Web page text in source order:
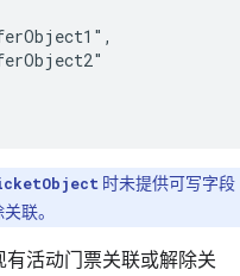
时未提供可写字段
联。
有活动门票关联或解除关